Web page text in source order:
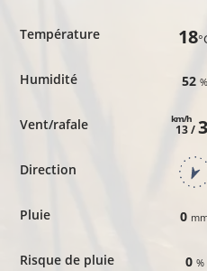
Température
Humidité
Vent/rafale
Direction
Pluie
Risque de pluie
18
52 %
13 /
km/h
0
0 %